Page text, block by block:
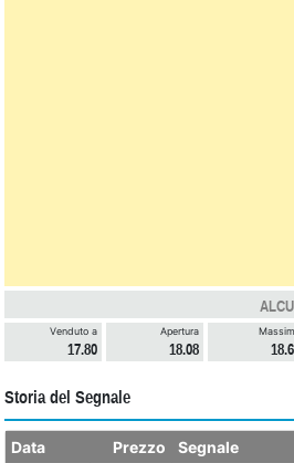
Venduto a
17.80
Apertura
18.08
Storia del Segnale
Data Prezzo Segnale